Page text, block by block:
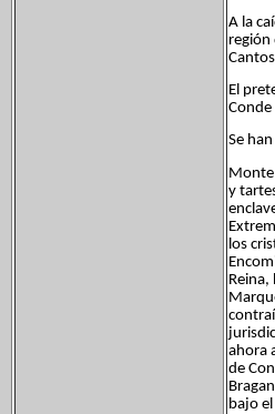
A la
región
El
Se
y
los
ahora
de
bajo